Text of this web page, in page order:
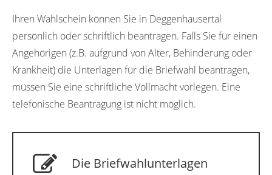
Ihren Wahlschein können Sie in Deggenhausertal
persönlich oder schriftlich beantragen. Falls Sie für einen
Angehörigen (z.B. aufgrund von Alter, Behinderung oder
Krankheit) die Unterlagen für die Briefwahl beantragen,
müssen Sie eine schriftliche Vollmacht vorlegen. Eine
telefonische Beantragung ist nicht möglich.
Die Briefwahlunterlagen